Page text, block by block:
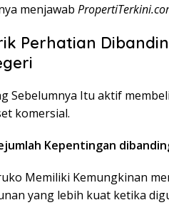
menjawab
Perhatian
Sebelumnya Itu aktif
komersial.
Kepentingan
Memiliki Kemungkinan
yang lebih kuat ketika